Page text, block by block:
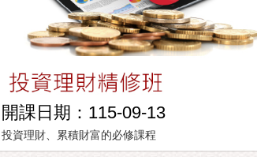
開課日期：115-09-13
投資理財、累積財富的必修課程